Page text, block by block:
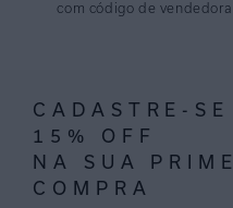
com código de vendedora
CADASTRE-
15% OFF
NA SUA
COMPRA